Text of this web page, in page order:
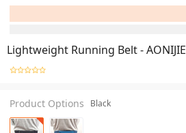
Lightweight Running Belt - AONIJIE
Product Options Black